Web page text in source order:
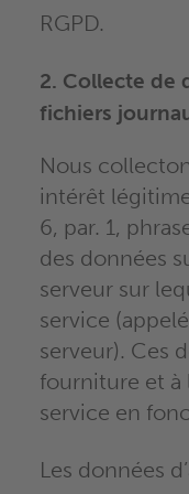
RGPD.
2. Collecte de
fichiers
Nous
intérêt
6, par. 1,
des données
serveur sur
service
serveur). Ces
fourniture et à
service en
Les données